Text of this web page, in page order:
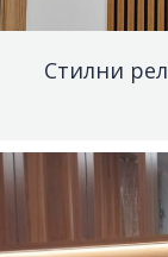
Стилни